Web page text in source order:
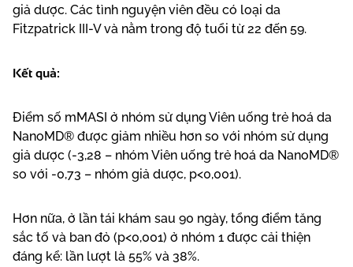
giả dược. Các tình nguyện viên đều có loại da
Fitzpatrick III-V và nằm trong độ tuổi từ 22 đến 59.
Kết quả:
Điểm số mMASI ở nhóm sử dụng Viên uống trẻ hoá da
NanoMD® được giảm nhiều hơn so với nhóm sử dụng
giả dược (-3,28 – nhóm Viên uống trẻ hoá da NanoMD®
so với -0,73 – nhóm giả dược, p<0,001).
Hơn nữa, ở lần tái khám sau 90 ngày, tổng điểm tăng
sắc tố và ban đỏ (p<0,001) ở nhóm 1 được cải thiện
đáng kể: lần lượt là 55% và 38%.